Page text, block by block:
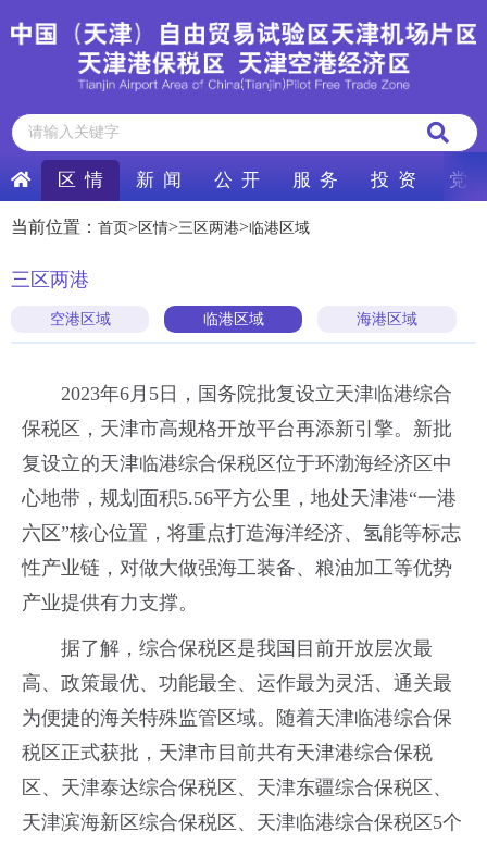
区 情 新 闻 公 开 服 务 投 资 党
当前位置： 首页> 区情>三区两港>临港区域
三区两港
空港区域 临港区域 海港区域
2023年6月5日，国务院批复设立天津临港综合
保税区，天津市高规格开放平台再添新引擎。新批
复设立的天津临港综合保税区位于环渤海经济区中
心地带，规划面积5.56平方公里，地处天津港“一港
六区”核心位置，将重点打造海洋经济、氢能等标志
性产业链，对做大做强海工装备、粮油加工等优势
产业提供有力支撑。
据了解，综合保税区是我国目前开放层次最
高、政策最优、功能最全、运作最为灵活、通关最
为便捷的海关特殊监管区域。随着天津临港综合保
税区正式获批，天津市目前共有天津港综合保税
区、天津泰达综合保税区、天津东疆综合保税区、
天津滨海新区综合保税区、天津临港综合保税区5个